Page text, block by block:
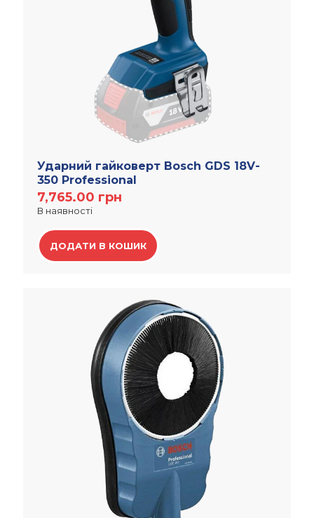
Ударний гайковерт Bosch GDS 18V-
350 Professional
7,765.00 грн
В наявності
ДОДАТИ В КОШИК